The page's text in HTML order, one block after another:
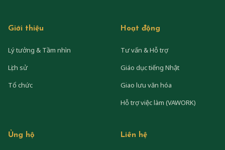
Giới thiệu
Lý tưởng & Tầm nhìn
Lịch sử
Tổ chức
Hoạt động
Tư vấn & Hỗ trợ
Giáo dục tiếng Nhật
Giao lưu văn hóa
Hỗ trợ việc làm (VAWORK)
Ủng hộ Liên hệ